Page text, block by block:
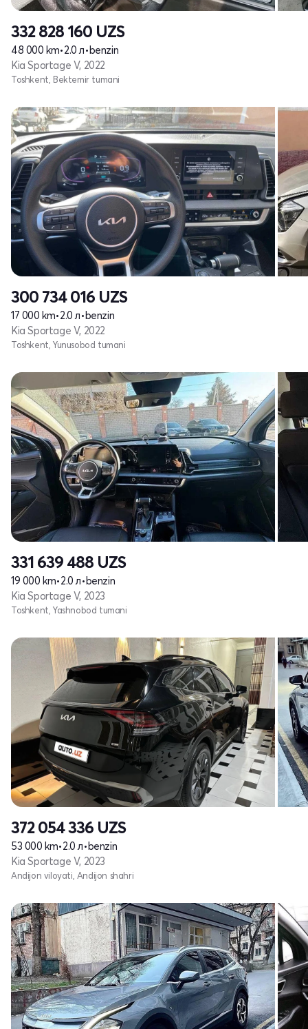
332 828 160 UZS
48 000 km•2.0 л•benzin
Kia Sportage V, 2022
Toshkent, Bektemir tumani
300 734 016 UZS
17 000 km•2.0 л•benzin
Kia Sportage V, 2022
Toshkent, Yunusobod tumani
331 639 488 UZS
19 000 km•2.0 л•benzin
Kia Sportage V, 2023
Toshkent, Yashnobod tumani
372 054 336 UZS
53 000 km•2.0 л•benzin
Kia Sportage V, 2023
Andijon viloyati, Andijon shahri